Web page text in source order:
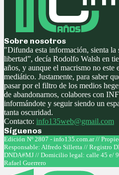
Sobre nosotros
"Difunda esta información, sienta la
libertad”, decía Rodolfo Walsh en
años, y aunque el macrismo no
mediático. Justamente, para saber
pasar por el filtro de los medios
de abandonarnos, colabores con
informándote y seguir siendo un
tanta oscuridad.
Contacto: info135web@gmail.com
Síguenos
Facebook
Twitter
Instagram
Youtube
Edición Nº 2807 - info135.com.ar //
Responsable: Alfredo Silletta // Registro
DNDA#MJ // Domicilio legal: calle 45 e/ 9
Rafael Guerrero